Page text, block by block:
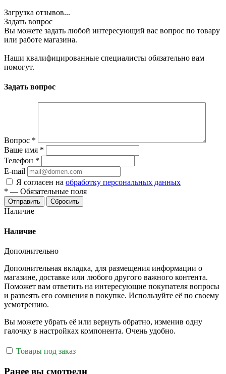
Загрузка отзывов...
Задать вопрос
Вы можете задать любой интересующий вас вопрос по товару
или работе магазина.
Наши квалифицированные специалисты обязательно вам
помогут.
Задать вопрос
Вопрос *
Ваше имя *
Телефон *
E-mail
Я согласен на обработку персональных данных
* — Обязательные поля
Отправить Сбросить
Наличие
Наличие
Дополнительно
Дополнительная вкладка, для размещения информации о
магазине, доставке или любого другого важного контента.
Поможет вам ответить на интересующие покупателя вопросы
и развеять его сомнения в покупке. Используйте её по своему
усмотрению.
Вы можете убрать её или вернуть обратно, изменив одну
галочку в настройках компонента. Очень удобно.
Товары под заказ
Ранее вы смотрели